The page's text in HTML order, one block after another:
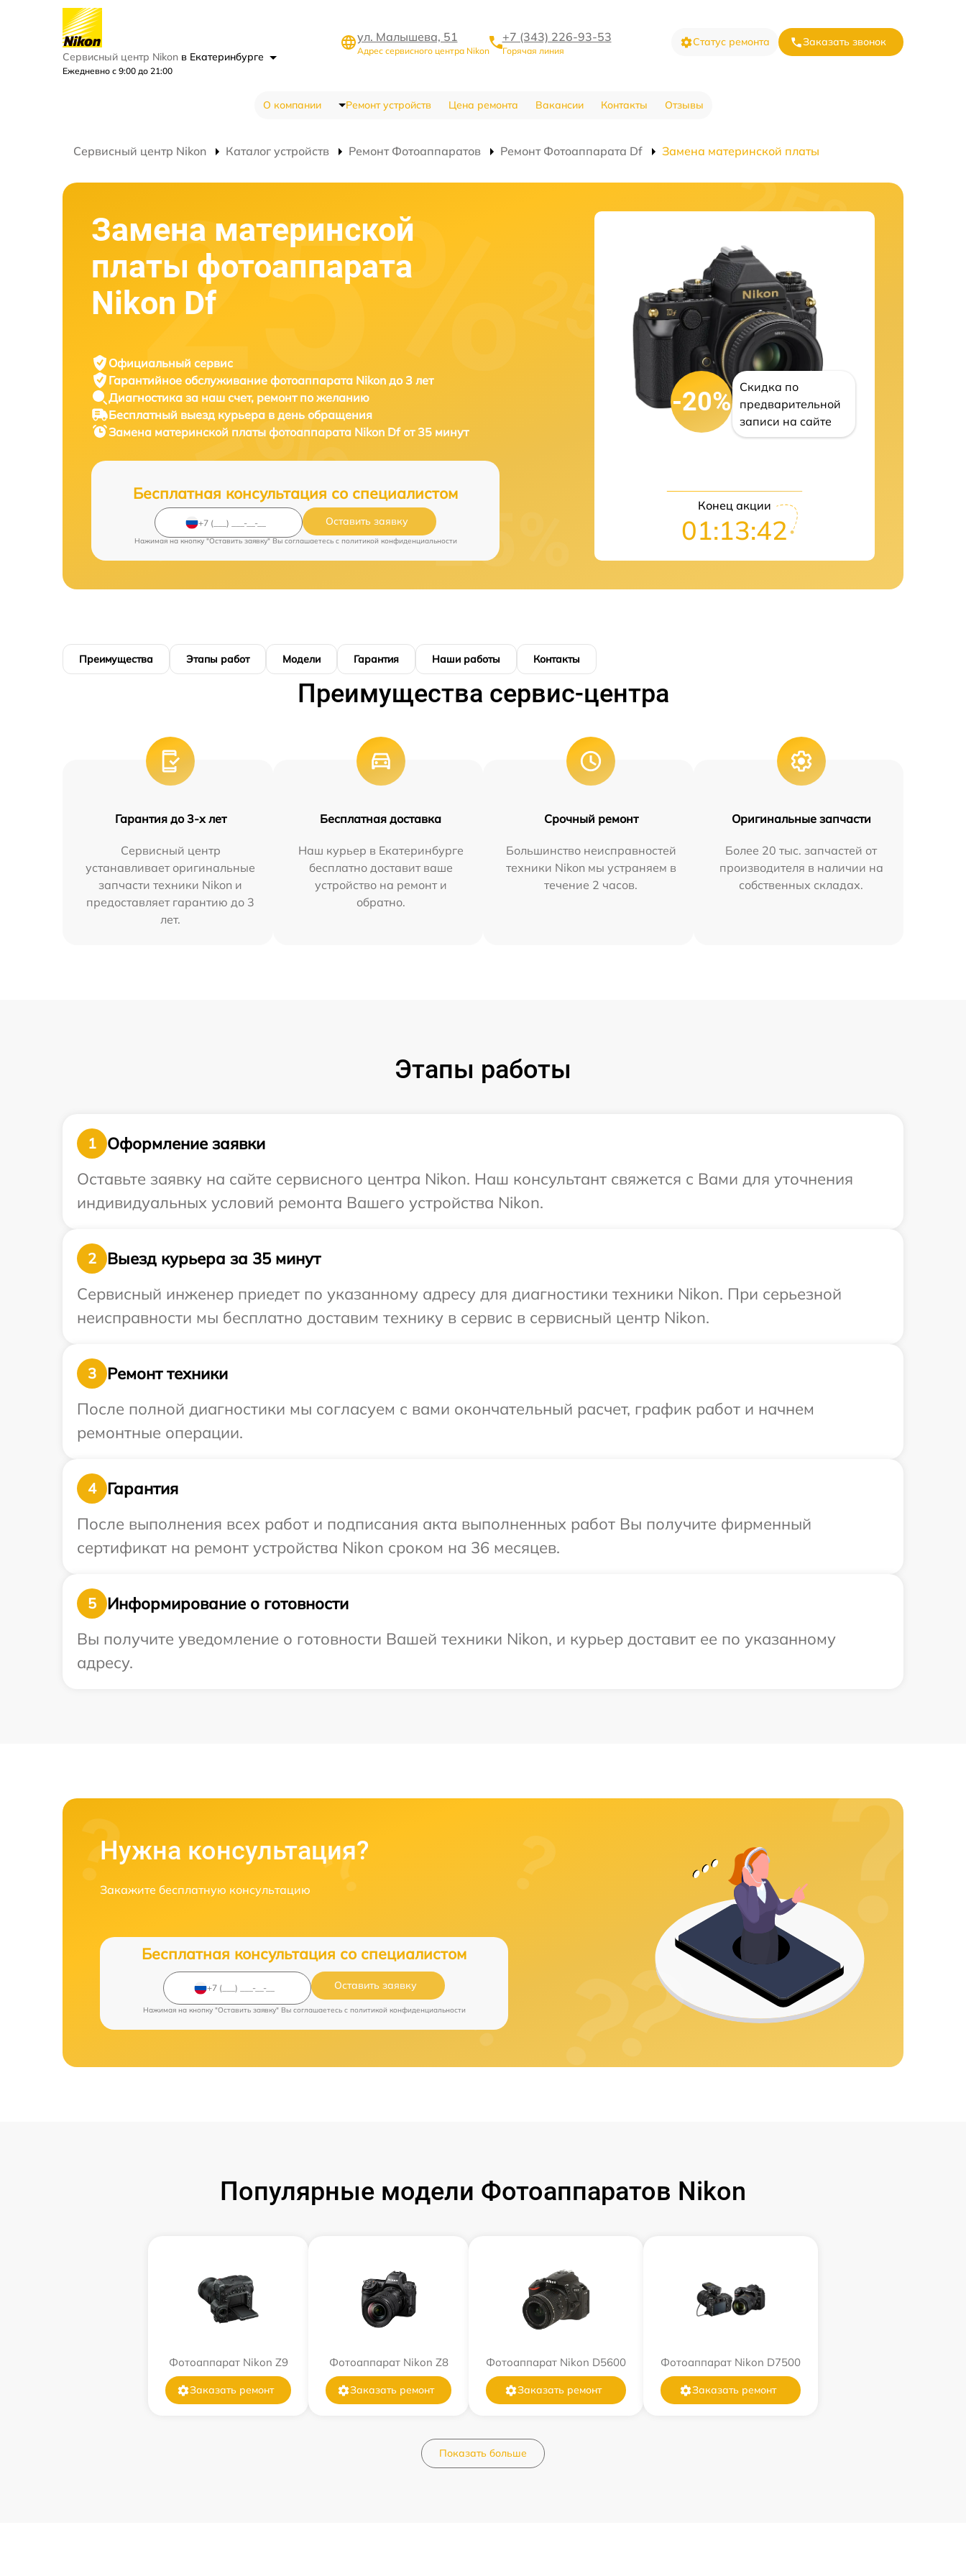
Сервисный центр Nikon в Екатеринбурге
Ежедневно с 9:00 до 21:00
ул. Малышева, 51
Адрес сервисного центра Nikon
+7 (343) 226-93-53
Горячая линия
Статус ремонта Заказать звонок
О компании Ремонт устройств Цена ремонта Вакансии Контакты Отзывы
Сервисный центр Nikon Каталог устройств Ремонт Фотоаппаратов Ремонт Фотоаппарата Df Замена материнской платы
Замена материнской
платы фотоаппарата
Nikon Df
Официальный сервис
Гарантийное обслуживание фотоаппарата Nikon до 3 лет
Диагностика за наш счет, ремонт по желанию
Бесплатный выезд курьера в день обращения
Замена материнской платы фотоаппарата Nikon Df от 35 минут
Бесплатная консультация со специалистом
Оставить заявку
Нажимая на кнопку "Оставить заявку" Вы соглашаетесь c политикой конфиденциальности
-20%
Скидка по
предварительной
записи на сайте
Конец акции
01:13:41
Преимущества Этапы работ Модели Гарантия Наши работы Контакты
Преимущества сервис-центра
Гарантия до 3-х лет
Сервисный центр
устанавливает оригинальные
запчасти техники Nikon и
предоставляет гарантию до 3
лет.
Бесплатная доставка
Наш курьер в Екатеринбурге
бесплатно доставит ваше
устройство на ремонт и
обратно.
Срочный ремонт
Большинство неисправностей
техники Nikon мы устраняем в
течение 2 часов.
Оригинальные запчасти
Более 20 тыс. запчастей от
производителя в наличии на
собственных складах.
Этапы работы
1
Оформление заявки
Оставьте заявку на сайте сервисного центра Nikon. Наш консультант свяжется с Вами для уточнения
индивидуальных условий ремонта Вашего устройства Nikon.
2
Выезд курьера за 35 минут
Сервисный инженер приедет по указанному адресу для диагностики техники Nikon. При серьезной
неисправности мы бесплатно доставим технику в сервис в сервисный центр Nikon.
3
Ремонт техники
После полной диагностики мы согласуем с вами окончательный расчет, график работ и начнем
ремонтные операции.
4
Гарантия
После выполнения всех работ и подписания акта выполненных работ Вы получите фирменный
сертификат на ремонт устройства Nikon сроком на 36 месяцев.
5
Информирование о готовности
Вы получите уведомление о готовности Вашей техники Nikon, и курьер доставит ее по указанному
адресу.
Нужна консультация?
Закажите бесплатную консультацию
Бесплатная консультация со специалистом
Оставить заявку
Нажимая на кнопку "Оставить заявку" Вы соглашаетесь c политикой конфиденциальности
Популярные модели Фотоаппаратов Nikon
Фотоаппарат Nikon Z9
Заказать ремонт
Фотоаппарат Nikon Z8
Заказать ремонт
Фотоаппарат Nikon D5600
Заказать ремонт
Фотоаппарат Nikon D7500
Заказать ремонт
Показать больше